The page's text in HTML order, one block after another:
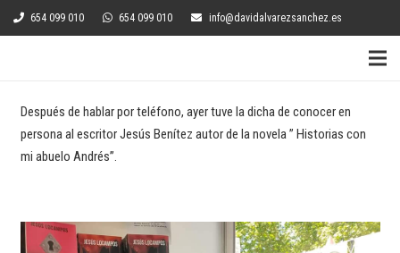
654 099 010 654 099 010 info@davidalvarezsanchez.es
Después de hablar por teléfono, ayer tuve la dicha de conocer en
persona al escritor Jesús Benítez autor de la novela ” Historias con
mi abuelo Andrés”.